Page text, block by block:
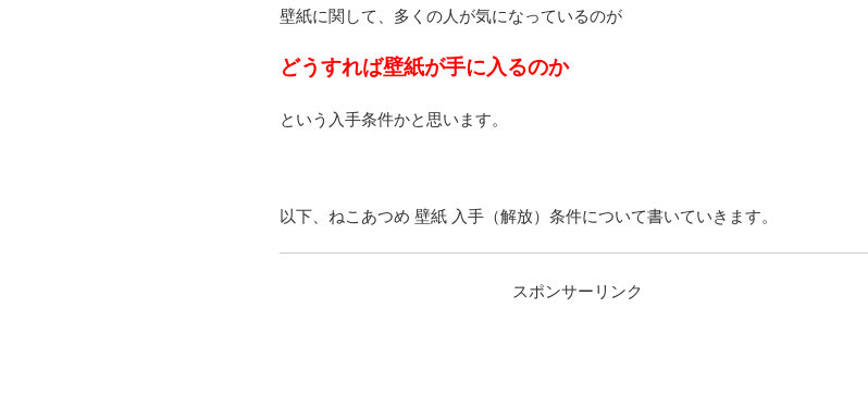
壁紙に関して、多くの人が気になっているのが
どうすれば壁紙が手に入るのか
という入手条件かと思います。
以下、ねこあつめ 壁紙 入手（解放）条件について書いていきます。
スポンサーリンク